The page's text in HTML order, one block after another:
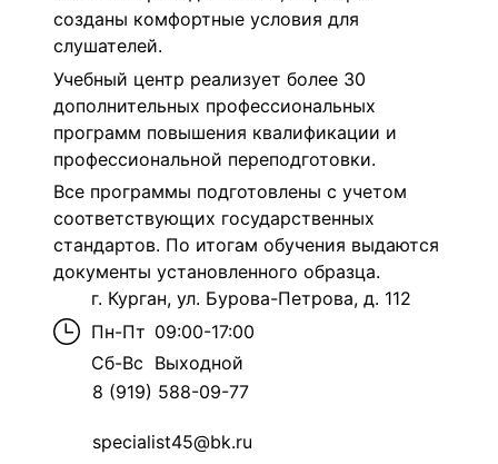
созданы комфортные условия для
слушателей.
Учебный центр реализует более 30
дополнительных профессиональных
программ повышения квалификации и
профессиональной переподготовки.
Все программы подготовлены с учетом
соответствующих государственных
стандартов. По итогам обучения выдаются
документы установленного образца.
г. Курган, ул. Бурова-Петрова, д. 112
Пн-Пт 09:00-17:00
Сб-Вс Выходной
8 (919) 588-09-77
specialist45@bk.ru